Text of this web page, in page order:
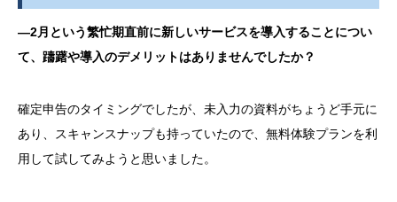
―2月という繁忙期直前に新しいサービスを導入することについ
て、躊躇や導入のデメリットはありませんでしたか？
確定申告のタイミングでしたが、未入力の資料がちょうど手元に
あり、スキャンスナップも持っていたので、無料体験プランを利
用して試してみようと思いました。